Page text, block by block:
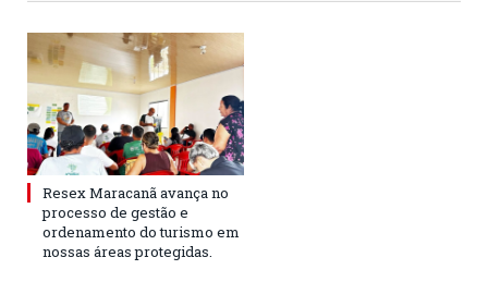
Resex Maracanã avança no
processo de gestão e
ordenamento do turismo em
nossas áreas protegidas.